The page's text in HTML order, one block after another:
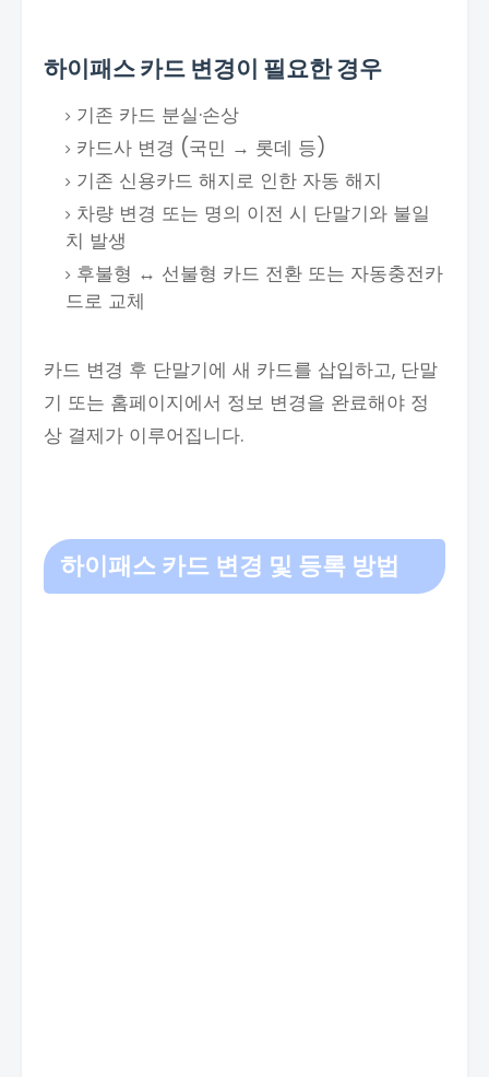
하이패스 카드 변경이 필요한 경우
기존 카드 분실·손상
카드사 변경 (국민 → 롯데 등)
기존 신용카드 해지로 인한 자동 해지
차량 변경 또는 명의 이전 시 단말기와 불일
치 발생
후불형 ↔ 선불형 카드 전환 또는 자동충전카
드로 교체
카드 변경 후 단말기에 새 카드를 삽입하고, 단말
기 또는 홈페이지에서 정보 변경을 완료해야 정
상 결제가 이루어집니다.​
하이패스 카드 변경 및 등록 방법